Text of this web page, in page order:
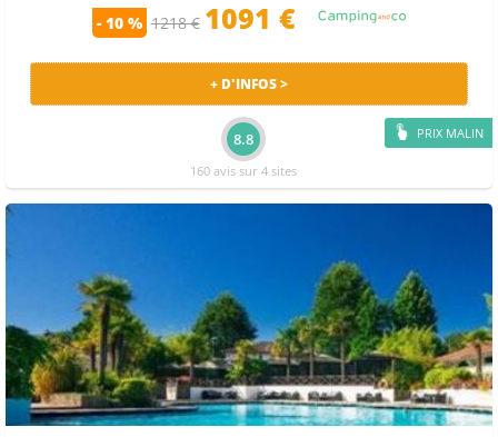
- 10 % 1218 € 1091 €
PRIX MALIN
+ D'INFOS >
8.8
160 avis sur 4 sites